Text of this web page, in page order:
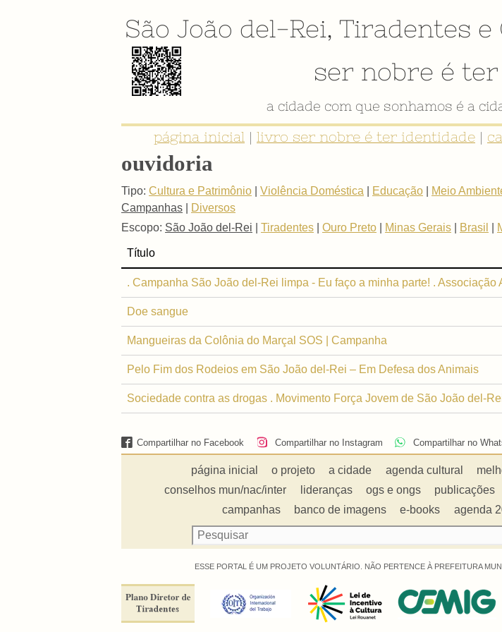
São João del-Rei, Tiradentes e
ser nobre é
a cidade com que sonhamos é a
página inicial | livro ser nobre é ter identidade |
ouvidoria
Tipo: Cultura e Patrimônio Violência Doméstica Educação Meio
Campanhas
Diversos
Escopo: São João del-Rei Tiradentes Ouro Preto Minas Gerais Brasil
Título
. Campanha São João del-Rei limpa - Eu faço a minha parte! . Associação
Doe sangue
Mangueiras da Colônia do Marçal SOS | Campanha
Pelo Fim dos Rodeios em São João del-Rei – Em Defesa dos Animais
Sociedade contra as drogas . Movimento Força Jovem de São João del-
Compartilhar no Facebook Compartilhar no Instagram Compartilhar no
página inicial o projeto a cidade agenda cultural
conselhos mun/nac/inter
lideranças ogs e ongs publicações
campanhas
banco de imagens e-books agenda
ESSE PORTAL É UM PROJETO VOLUNTÁRIO. NÃO PERTENCE À PREFEITURA